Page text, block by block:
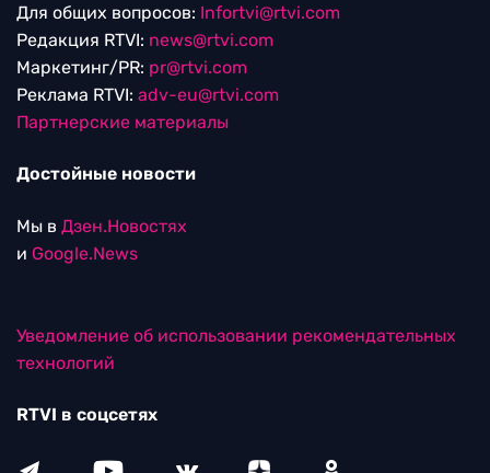
Для общих вопросов: Infortvi@rtvi.com
Редакция RTVI: news@rtvi.com
Маркетинг/PR: pr@rtvi.com
Реклама RTVI: adv-eu@rtvi.com
Партнерские материалы
Достойные новости
Мы в Дзен.Новостях
и Google.News
Уведомление об использовании рекомендательных
технологий
RTVI в соцсетях